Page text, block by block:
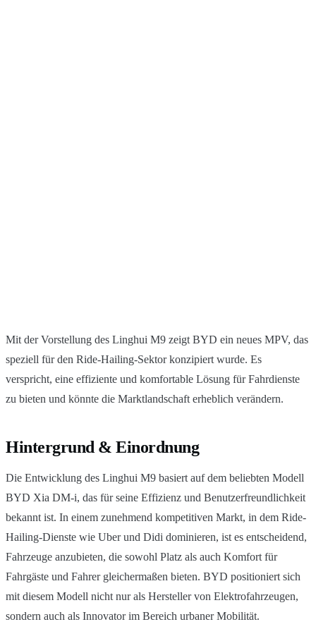
Mit der Vorstellung des Linghui M9 zeigt BYD ein neues MPV, das
speziell für den Ride-Hailing-Sektor konzipiert wurde. Es
verspricht, eine effiziente und komfortable Lösung für Fahrdienste
zu bieten und könnte die Marktlandschaft erheblich verändern.
Hintergrund & Einordnung
Die Entwicklung des Linghui M9 basiert auf dem beliebten Modell
BYD Xia DM-i, das für seine Effizienz und Benutzerfreundlichkeit
bekannt ist. In einem zunehmend kompetitiven Markt, in dem Ride-
Hailing-Dienste wie Uber und Didi dominieren, ist es entscheidend,
Fahrzeuge anzubieten, die sowohl Platz als auch Komfort für
Fahrgäste und Fahrer gleichermaßen bieten. BYD positioniert sich
mit diesem Modell nicht nur als Hersteller von Elektrofahrzeugen,
sondern auch als Innovator im Bereich urbaner Mobilität.